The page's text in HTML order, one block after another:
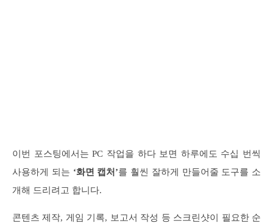
이번 포스팅에서는 PC 작업을 하다 보면 하루에도 수십 번씩
사용하게 되는 ‘화면 캡처’를 훨씬 잘하게 만들어줄 도구를 소
개해 드리려고 합니다.
콘텐츠 제작, 게임 기록, 보고서 작성 등 스크린샷이 필요한 순